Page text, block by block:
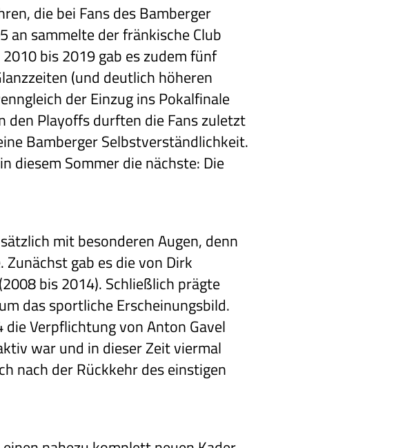
die bei Fans des Bamberger
an sammelte der fränkische Club
bis 2019 gab es zudem fünf
(und deutlich höheren
der Einzug ins Pokalfinale
den Playoffs durften die Fans zuletzt
Bamberger Selbstverständlichkeit.
diesem Sommer die nächste: Die
mit besonderen Augen, denn
gab es die von Dirk
bis 2014). Schließlich prägte
das sportliche Erscheinungsbild.
Verpflichtung von Anton Gavel
war und in dieser Zeit viermal
nach der Rückkehr des einstigen